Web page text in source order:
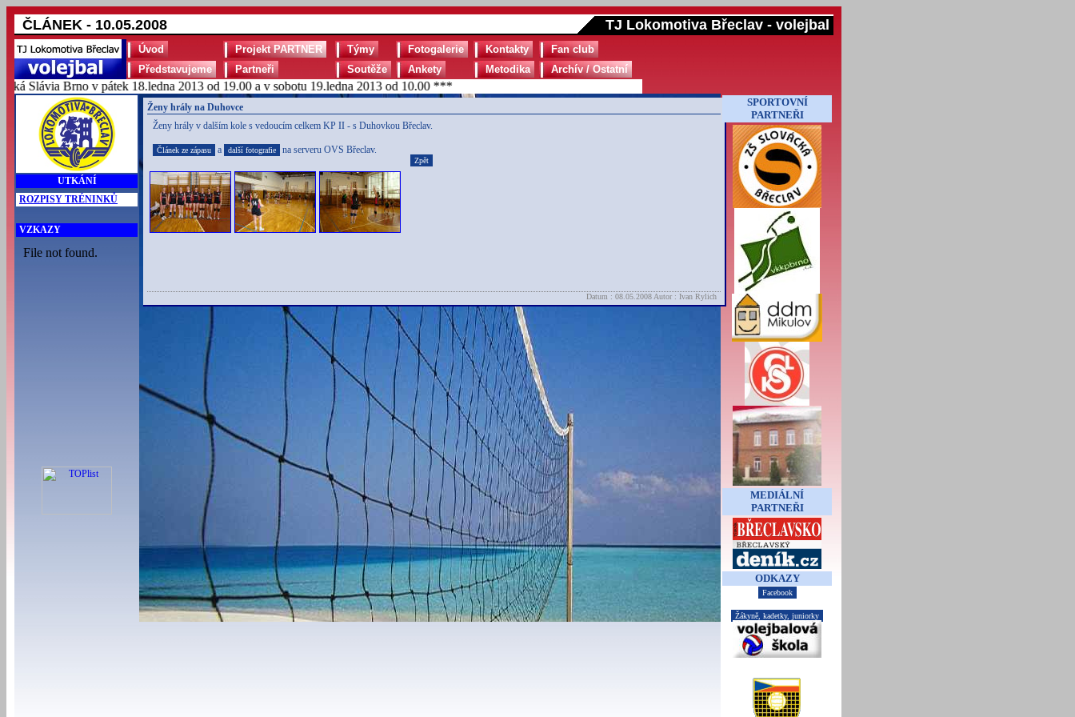
ČLÁNEK - 10.05.2008 TJ Lokomotiva Břeclav - volejbal
Úvod Projekt PARTNER Týmy Fotogalerie Kontakty
Fan club
Představujeme
Partneři Soutěže Ankety Metodika Archív / Ostatní
Brno v pátek 18.ledna 2013 od 19.00 a v sobotu 19.ledna 2013 od 10.00 ***
UTKÁNÍ
ROZPISY TRÉNINKŮ
VZKAZY
Ženy hrály na Duhovce
Ženy hrály v dalším kole s vedoucím celkem KP II - s Duhovkou Břeclav.
Článek ze zápasu a další fotografie na serveru OVS Břeclav.
Zpět
Datum : 08.05.2008 Autor : Ivan Rylich
SPORTOVNÍ
PARTNEŘI
MEDIÁLNÍ
PARTNEŘI
ODKAZY
Facebook
Žákyně, kadetky, juniorky